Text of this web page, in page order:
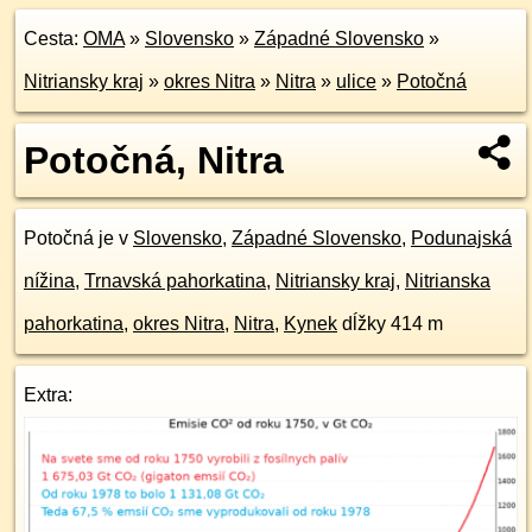
Cesta: OMA» Slovensko » Západné Slovensko »
Nitriansky kraj » okres Nitra » Nitra » ulice » Potočná
Potočná, Nitra
Potočná je v Slovensko, Západné Slovensko, Podunajská
nížina, Trnavská pahorkatina, Nitriansky kraj, Nitrianska
pahorkatina, okres Nitra, Nitra, Kynek dĺžky 414 m
Extra: